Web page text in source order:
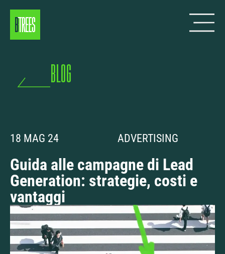
blog
18 MAG 24 ADVERTISING
Guida alle campagne di Lead
Generation: strategie, costi e
vantaggi